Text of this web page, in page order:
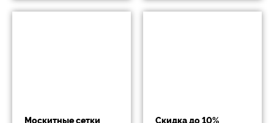
Москитные сетки Скидка до 10%